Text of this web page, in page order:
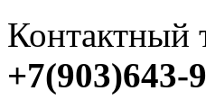
Контактный
+7(903)643-